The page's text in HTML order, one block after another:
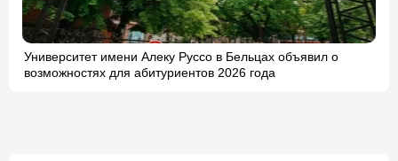
Университет имени Алеку Руссо в Бельцах объявил о
возможностях для абитуриентов 2026 года